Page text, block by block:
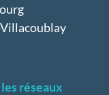
réseaux